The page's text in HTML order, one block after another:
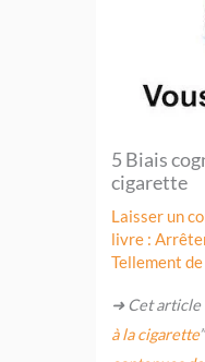
5 Biais
cigarette
Laisser un
livre :
Tellement
➜ Cet article
à la cigarette